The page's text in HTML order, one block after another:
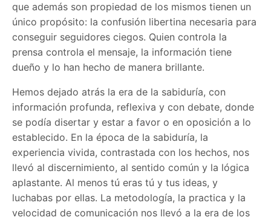
que además son propiedad de los mismos tienen un
único propósito: la confusión libertina necesaria para
conseguir seguidores ciegos. Quien controla la
prensa controla el mensaje, la información tiene
dueño y lo han hecho de manera brillante.
Hemos dejado atrás la era de la sabiduría, con
información profunda, reflexiva y con debate, donde
se podía disertar y estar a favor o en oposición a lo
establecido. En la época de la sabiduría, la
experiencia vivida, contrastada con los hechos, nos
llevó al discernimiento, al sentido común y la lógica
aplastante. Al menos tú eras tú y tus ideas, y
luchabas por ellas. La metodología, la practica y la
velocidad de comunicación nos llevó a la era de los